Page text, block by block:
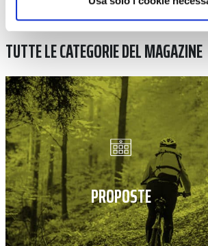
TUTTE LE CATEGORIE DEL MAGAZINE
PROPOSTE